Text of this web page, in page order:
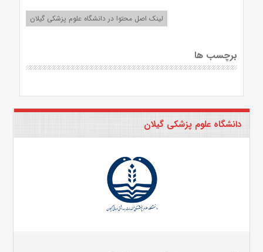
لینک اصل محتوا در دانشگاه علوم پزشکی گیلان
برچسب ها
دانشگاه علوم پزشکی گیلان